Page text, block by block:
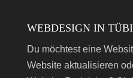
WEBDESIGN IN
Du möchtest eine
Website aktualisieren